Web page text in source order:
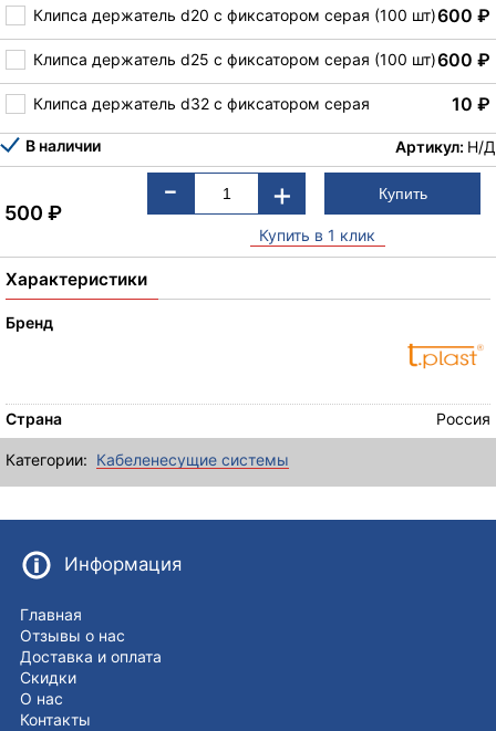
Клип­са дер­жа­тель d20 с фик­са­то­ром серая (100 шт)600 ₽
Клип­са дер­жа­тель d25 с фик­са­то­ром серая (100 шт)600 ₽
Клип­са дер­жа­тель d32 с фик­са­то­ром серая 10 ₽
В наличии Артикул: Н/Д
500₽
- +
Купить в 1 клик
Характеристики
Бренд
Страна Россия
Категории: Кабеленесущие системы
Информация
Главная
Отзывы о нас
Доставка и оплата
Скидки
О нас
Контакты